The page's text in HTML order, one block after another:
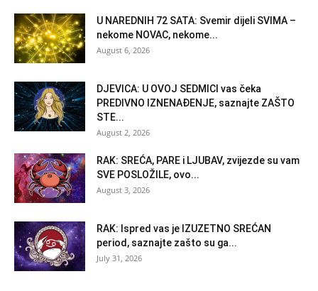
U NAREDNIH 72 SATA: Svemir dijeli SVIMA –
nekome NOVAC, nekome...
August 6, 2026
DJEVICA: U OVOJ SEDMICI vas čeka
PREDIVNO IZNENAĐENJE, saznajte ZAŠTO
STE...
August 2, 2026
RAK: SREĆA, PARE i LJUBAV, zvijezde su vam
SVE POSLOŽILE, ovo...
August 3, 2026
RAK: Ispred vas je IZUZETNO SREĆAN
period, saznajte zašto su ga...
July 31, 2026